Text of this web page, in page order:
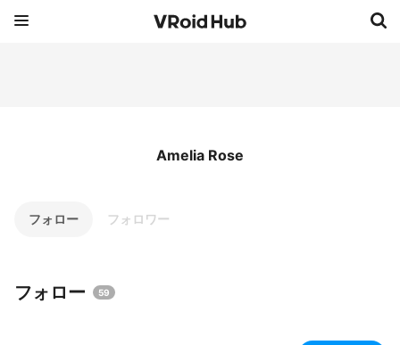
Amelia Rose
フォロー フォロワー
フォロー 59